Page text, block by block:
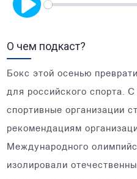
О чем подкаст?
Бокс этой осенью
для российского спорта.
спортивные организации
рекомендациям
Международного
изолировали